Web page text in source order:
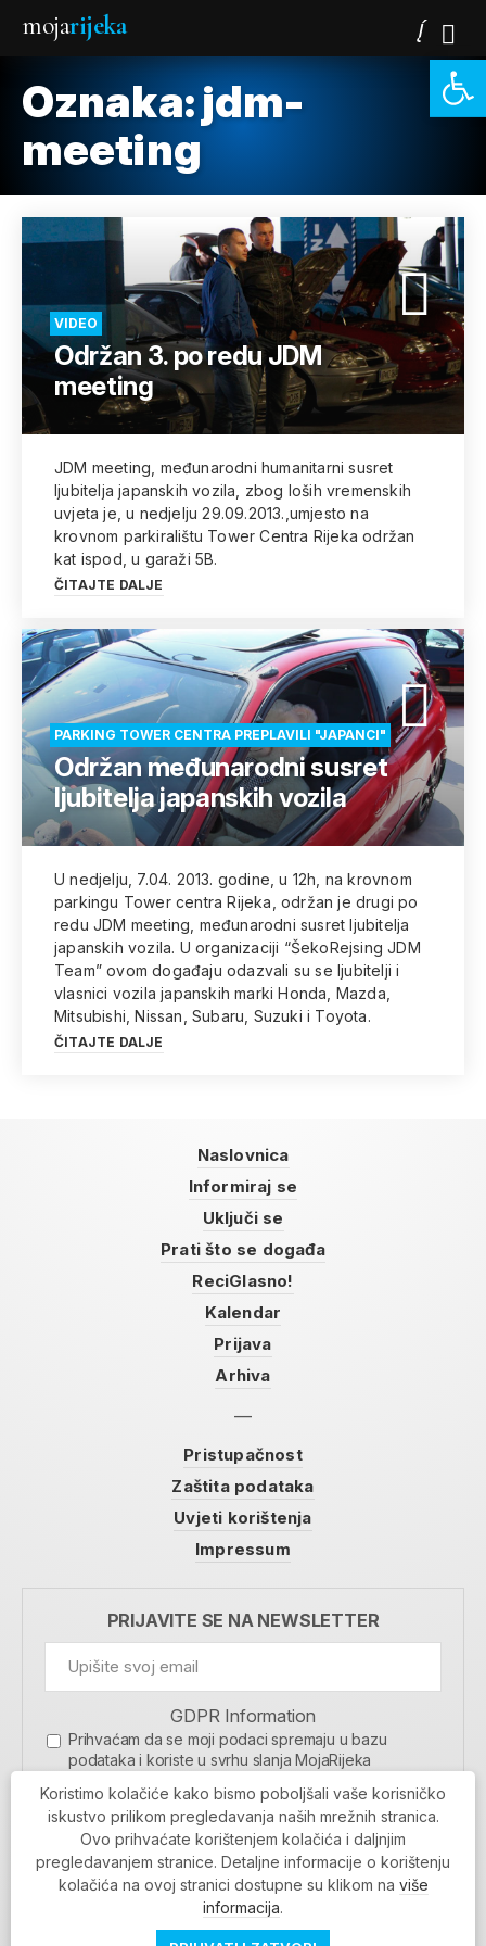
mojarijeka
Oznaka:jdm-
meeting
VIDEO
Održan 3. po redu JDM
meeting
JDM meeting, međunarodni humanitarni susret
ljubitelja japanskih vozila, zbog loših vremenskih
uvjeta je, u nedjelju 29.09.2013.,umjesto na
krovnom parkiralištu Tower Centra Rijeka održan
kat ispod, u garaži 5B.
ČITAJTE DALJE
PARKING TOWER CENTRA PREPLAVILI "JAPANCI"
Održan međunarodni susret
ljubitelja japanskih vozila
U nedjelju, 7.04. 2013. godine, u 12h, na krovnom
parkingu Tower centra Rijeka, održan je drugi po
redu JDM meeting, međunarodni susret ljubitelja
japanskih vozila. U organizaciji “ŠekoRejsing JDM
Team” ovom događaju odazvali su se ljubitelji i
vlasnici vozila japanskih marki Honda, Mazda,
Mitsubishi, Nissan, Subaru, Suzuki i Toyota.
ČITAJTE DALJE
Naslovnica
Informiraj se
Uključi se
Prati što se događa
ReciGlasno!
Kalendar
Prijava
Arhiva
Pristupačnost
Zaštita podataka
Uvjeti korištenja
Impressum
PRIJAVITE SE NA NEWSLETTER
GDPR Information
Prihvaćam da se moji podaci spremaju u bazu
podataka i koriste u svrhu slanja MojaRijeka
MOJARIJEKA NEWSLETTER
PRIJAVI SE
Koristimo kolačiće kako bismo poboljšali vaše korisničko
iskustvo prilikom pregledavanja naših mrežnih stranica.
Ovo prihvaćate korištenjem kolačića i daljnjim
pregledavanjem stranice. Detaljne informacije o korištenju
kolačića na ovoj stranici dostupne su klikom na više
informacija.